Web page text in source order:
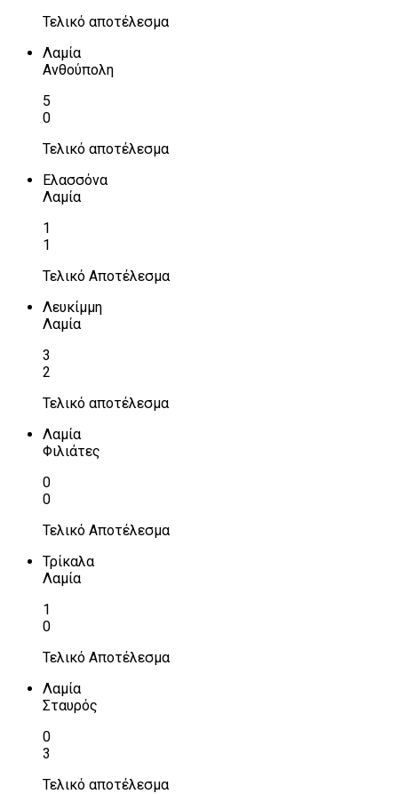
Τελικό αποτέλεσμα
Λαμία
Ανθούπολη
5
0
Τελικό αποτέλεσμα
Ελασσόνα
Λαμία
1
1
Τελικό Αποτέλεσμα
Λευκίμμη
Λαμία
3
2
Τελικό αποτέλεσμα
Λαμία
Φιλιάτες
0
0
Τελικό Αποτέλεσμα
Τρίκαλα
Λαμία
1
0
Τελικό Αποτέλεσμα
Λαμία
Σταυρός
0
3
Τελικό αποτέλεσμα